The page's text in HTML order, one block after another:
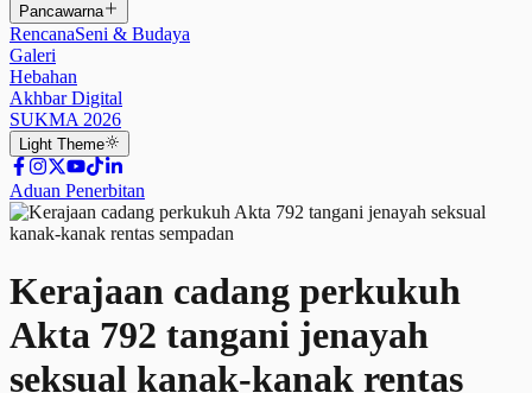
Pancawarna
RencanaSeni & Budaya
Galeri
Hebahan
Akhbar Digital
SUKMA 2026
Light Theme
Aduan Penerbitan
Kerajaan cadang perkukuh
Akta 792 tangani jenayah
seksual kanak-kanak rentas